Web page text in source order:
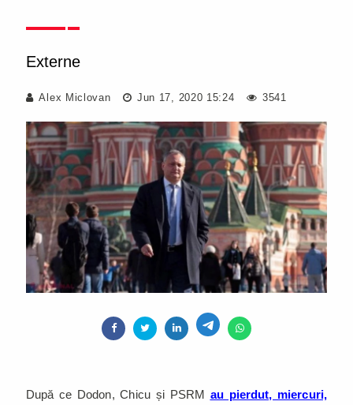
Externe
Alex Miclovan Jun 17, 2020 15:24 3541
După ce Dodon, Chicu și PSRM au pierdut, miercuri,